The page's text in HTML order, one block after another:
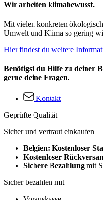
Wir arbeiten klimabewusst.
Mit vielen konkreten
Umwelt und Klima so gering
Hier findest du weitere
Benötigst du Hilfe zu deiner
gerne deine Fragen.
Kontakt
Geprüfte Qualität
Sicher und vertraut einkaufen
Belgien: Kostenloser
Kostenloser
Sichere Bezahlung mit
Sicher bezahlen mit